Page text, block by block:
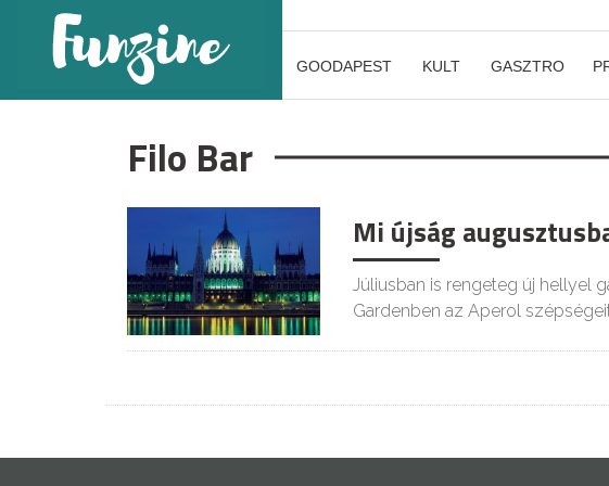
GOODAPEST KULT GASZTRO
Filo Bar
Mi újság
Júliusban is rengeteg új hellyel
Gardenben az Aperol